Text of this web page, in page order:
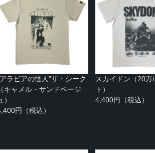
ラビアの怪人”ザ・シーク
（キャメル・サンドベージ
）
円（税込）
スカイドン（20万
ト）
4,400円（税込）